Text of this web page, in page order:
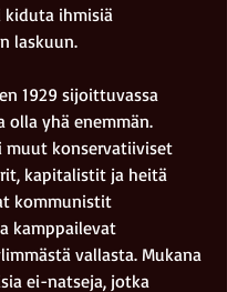
ihmisiä
laskuun.
1929 sijoittuvassa
olla yhä enemmän.
muut konservatiiviset
kapitalistit ja heitä
kommunistit
kamppailevat
vallasta. Mukana
ei-natseja, jotka